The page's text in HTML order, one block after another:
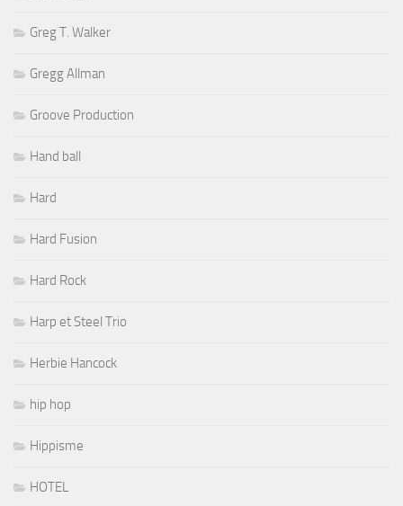
Greg T. Walker
Gregg Allman
Groove Production
Hand ball
Hard
Hard Fusion
Hard Rock
Harp et Steel Trio
Herbie Hancock
hip hop
Hippisme
HOTEL